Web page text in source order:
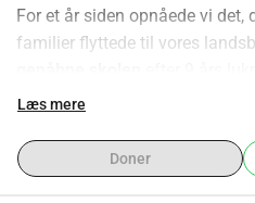
For et år siden opnåede vi det,
Problemet er presserende: tre
Vores største udfordring lige nu
er tomme huse, men de er
Læs mere
Doner